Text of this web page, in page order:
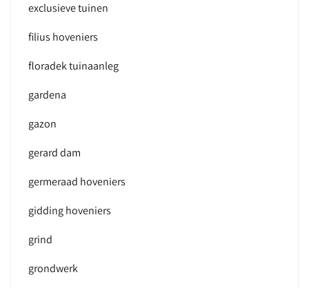
exclusieve tuinen
filius hoveniers
floradek tuinaanleg
gardena
gazon
gerard dam
germeraad hoveniers
gidding hoveniers
grind
grondwerk